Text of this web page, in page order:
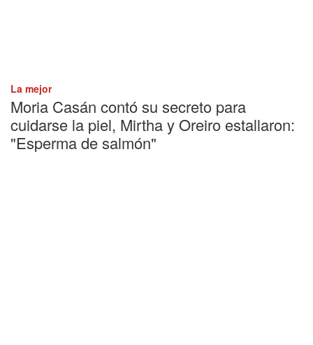
La mejor
Moria Casán contó su secreto para
cuidarse la piel, Mirtha y Oreiro estallaron:
"Esperma de salmón"